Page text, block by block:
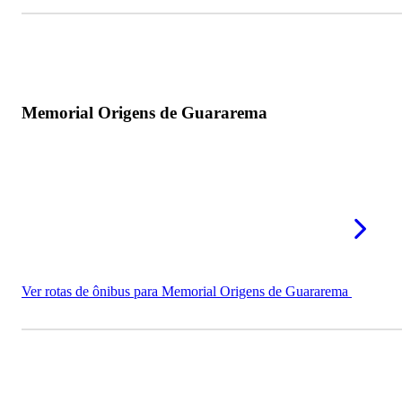
Memorial Origens de Guararema
Ver rotas de ônibus para Memorial Origens de Guararema